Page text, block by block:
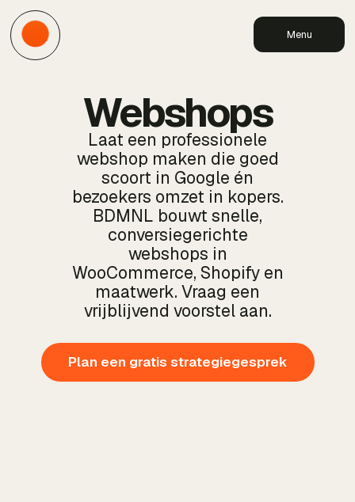
Menu
Webshops
Laat een professionele
webshop maken die goed
scoort in Google én
bezoekers omzet in kopers.
BDMNL bouwt snelle,
conversiegerichte
webshops in
WooCommerce, Shopify en
maatwerk. Vraag een
vrijblijvend voorstel aan.
Plan een gratis strategiegesprek